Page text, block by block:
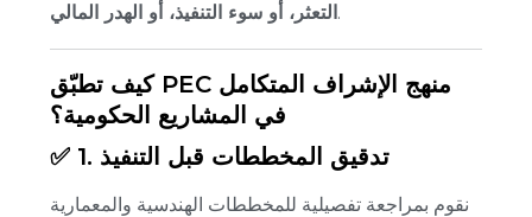
التعثر، أو سوء التنفيذ، أو الهدر المالي.
كيف تطبّق PEC منهج الإشراف المتكامل
في المشاريع الحكومية؟
✅ 1. تدقيق المخططات قبل التنفيذ
نقوم بمراجعة تفصيلية للمخططات الهندسية والمعمارية